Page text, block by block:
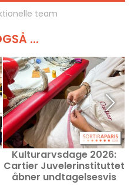
team
...
Kulturarvsdage 2026:
Cartier Juvelerinstituttet
åbner undtagelsesvis